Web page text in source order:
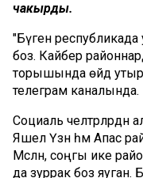
чакырды.
"Бүген
боз. Кайбер
торышында өйдә
телеграм каналында.
Социаль
Яшел Үзән һәм Апас
Мәсәлән, соңгы ике
да зуррак боз яуган.